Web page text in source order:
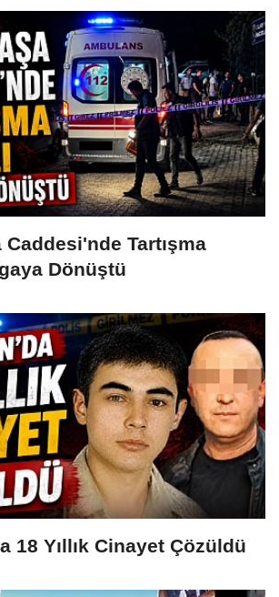
Caddesi'nde Tartışma
Dönüştü
18 Yıllık Cinayet Çözüldü